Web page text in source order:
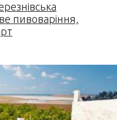
пивоваріння,